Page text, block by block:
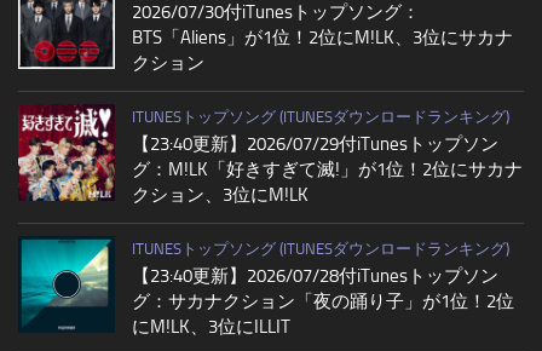
2026/07/30付iTunesトップソング：
BTS「Aliens」が1位！2位にM!LK、3位にサカナ
クション
ITUNESトップソング (ITUNESダウンロードランキング)
【23:40更新】2026/07/29付iTunesトップソン
グ：M!LK「好きすぎて滅!」が1位！2位にサカナ
クション、3位にM!LK
ITUNESトップソング (ITUNESダウンロードランキング)
【23:40更新】2026/07/28付iTunesトップソン
グ：サカナクション「夜の踊り子」が1位！2位
にM!LK、3位にILLIT